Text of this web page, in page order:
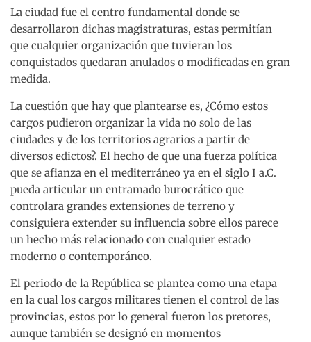
La ciudad fue el centro fundamental donde se
desarrollaron dichas magistraturas, estas permitían
que cualquier organización que tuvieran los
conquistados quedaran anulados o modificadas en gran
medida.
La cuestión que hay que plantearse es, ¿Cómo estos
cargos pudieron organizar la vida no solo de las
ciudades y de los territorios agrarios a partir de
diversos edictos?. El hecho de que una fuerza política
que se afianza en el mediterráneo ya en el siglo I a.C.
pueda articular un entramado burocrático que
controlara grandes extensiones de terreno y
consiguiera extender su influencia sobre ellos parece
un hecho más relacionado con cualquier estado
moderno o contemporáneo.
El periodo de la República se plantea como una etapa
en la cual los cargos militares tienen el control de las
provincias, estos por lo general fueron los pretores,
aunque también se designó en momentos